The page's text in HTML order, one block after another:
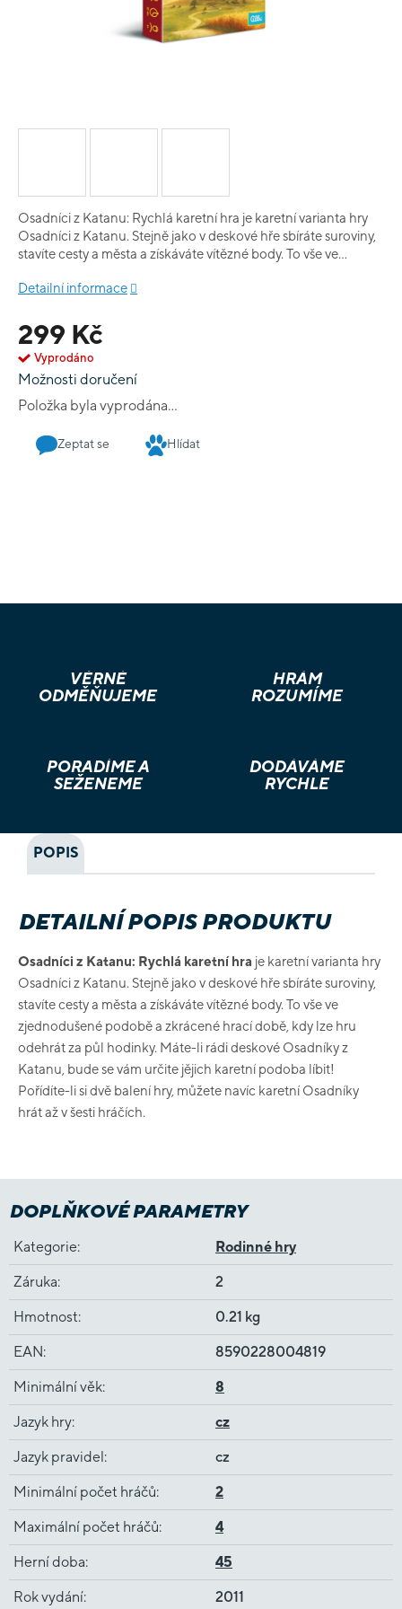
299 Kč
Vyprodáno
Možnosti doručení
Položka byla vyprodána…
Osadníci z Katanu: Rychlá karetní hra je karetní varianta hry
Osadníci z Katanu. Stejně jako v deskové hře sbíráte suroviny,
stavíte cesty a města a získáváte vítězné body. To vše ve
odehrát za půl hodinky. Máte-li rádi deskové Osadníky z
Pořídíte-li si dvě balení hry, můžete navíc karetní Osadníky
hrát až v šesti hráčích.
Detailní informace
Zeptat se Hlídat
VĚRNÉ
ODMĚŇUJEME
HRÁM
ROZUMÍME
PORADÍME A
SEŽENEME
DODÁVÁME
RYCHLE
POPIS
DETAILNÍ POPIS PRODUKTU
Osadníci z Katanu: Rychlá karetní hra je karetní varianta hry
Osadníci z Katanu. Stejně jako v deskové hře sbíráte suroviny,
stavíte cesty a města a získáváte vítězné body. To vše ve
zjednodušené podobě a zkrácené hrací době, kdy lze hru
odehrát za půl hodinky. Máte-li rádi deskové Osadníky z
Katanu, bude se vám určite jějich karetní podoba líbit!
Pořídíte-li si dvě balení hry, můžete navíc karetní Osadníky
hrát až v šesti hráčích.
DOPLŇKOVÉ PARAMETRY
Kategorie: Rodinné hry
Záruka: 2
Hmotnost: 0.21 kg
EAN: 8590228004819
Minimální věk: 8
Jazyk hry: cz
Jazyk pravidel: cz
Minimální počet hráčů: 2
Maximální počet hráčů: 4
Herní doba: 45
Rok vydání:
2011